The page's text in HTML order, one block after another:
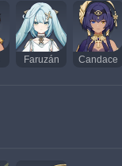
Faruzán Candace